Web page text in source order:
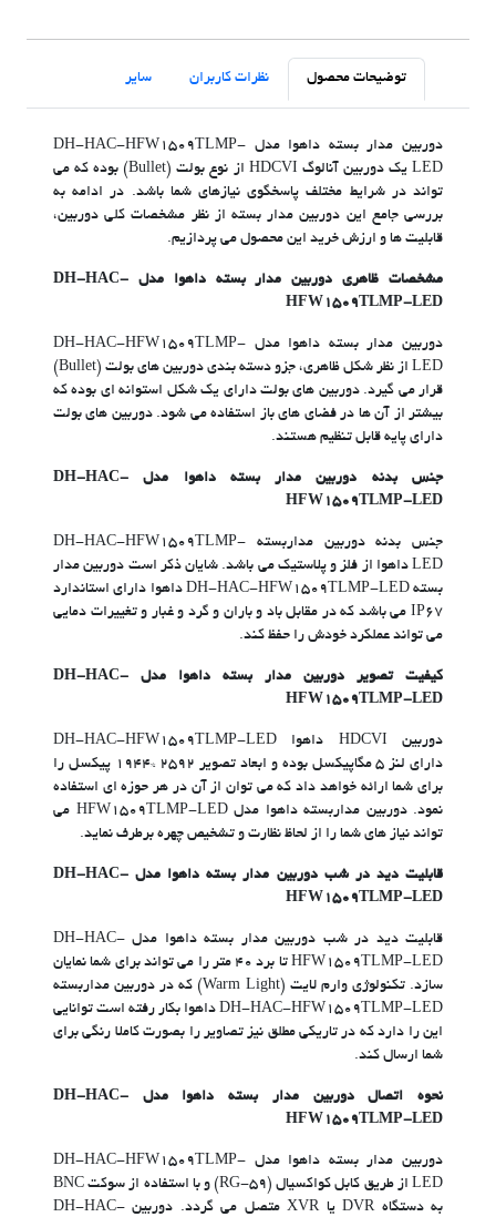
توضیحات محصول نظرات کاربران سایر
دوربین مدار بسته داهوا مدل DH-HAC-HFW1509TLMP-
LED یک دوربین آنالوگ HDCVI از نوع بولت (Bullet) بوده که می
تواند در شرایط مختلف پاسخگوی نیازهای شما باشد. در ادامه به
بررسی جامع این دوربین مدار بسته از نظر مشخصات کلی دوربین،
قابلیت ها و ارزش خرید این محصول می پردازیم.
مشخصات ظاهری دوربین مدار بسته داهوا مدل DH-HAC-
HFW1509TLMP-LED
دوربین مدار بسته داهوا مدل DH-HAC-HFW1509TLMP-
LED از نظر شکل ظاهری، جزو دسته بندی دوربین های بولت (Bullet)
قرار می گیرد. دوربین های بولت دارای یک شکل استوانه ای بوده که
بیشتر از آن ها در فضای های باز استفاده می شود. دوربین های بولت
دارای پایه قابل تنظیم هستند.
جنس بدنه دوربین مدار بسته داهوا مدل DH-HAC-
HFW1509TLMP-LED
جنس بدنه دوربین مداربسته DH-HAC-HFW1509TLMP-
LED داهوا از فلز و پلاستیک می باشد. شایان ذکر است دوربین مدار
بسته DH-HAC-HFW1509TLMP-LED داهوا دارای استاندارد
IP67 می باشد که در مقابل باد و باران و گرد و غبار و تغییرات دمایی
می تواند عملکرد خودش را حفظ کند.
کیفیت تصویر دوربین مدار بسته داهوا مدل DH-HAC-
HFW1509TLMP-LED
دوربین HDCVI داهوا DH-HAC-HFW1509TLMP-LED
دارای لنز ۵ مگاپیکسل بوده و ابعاد تصویر ۲۵۹۲ *۱۹۴۴ پیکسل را
برای شما ارائه خواهد داد که می توان از آن در هر حوزه ای استفاده
نمود. دوربین مداربسته داهوا مدل HFW1509TLMP-LED می
تواند نیاز های شما را از لحاظ نظارت و تشخیص چهره برطرف نماید.
قابلیت دید در شب دوربین مدار بسته داهوا مدل DH-HAC-
HFW1509TLMP-LED
قابلیت دید در شب دوربین مدار بسته داهوا مدل DH-HAC-
HFW1509TLMP-LED تا برد ۴۰ متر را می تواند برای شما نمایان
سازد. تکنولوژی وارم لایت (Warm Light) که در دوربین مداربسته
DH-HAC-HFW1509TLMP-LED داهوا بکار رفته است توانایی
این را دارد که در تاریکی مطلق نیز تصاویر را بصورت کاملا رنگی برای
شما ارسال کند.
نحوه اتصال دوربین مدار بسته داهوا مدل DH-HAC-
HFW1509TLMP-LED
دوربین مدار بسته داهوا مدل DH-HAC-HFW1509TLMP-
LED از طریق کابل کواکسیال (RG-59) و با استفاده از سوکت BNC
به دستگاه DVR یا XVR متصل می گردد. دوربین DH-HAC-